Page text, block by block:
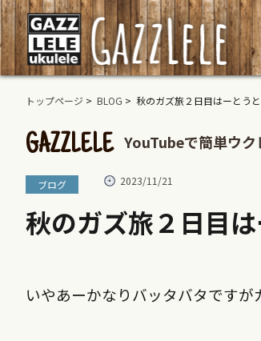
トップページ > BLOG > 秋のガズ旅２日目はーとうと
GAZZLELE YouTubeで簡単ウク
ブログ 2023/11/21
秋のガズ旅２日目
いやあーかなりバッタバタですが